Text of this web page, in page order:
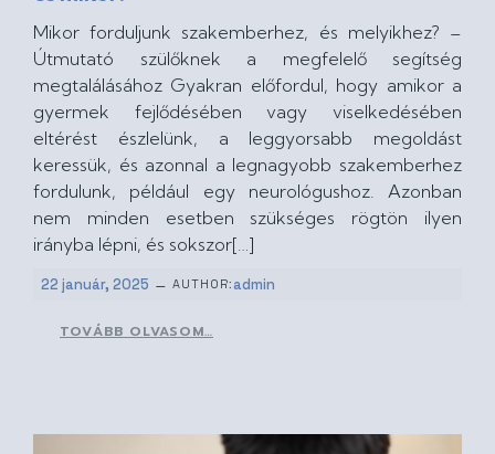
Mikor forduljunk szakemberhez, és melyikhez? –
Útmutató szülőknek a megfelelő segítség
megtalálásához Gyakran előfordul, hogy amikor a
gyermek fejlődésében vagy viselkedésében
eltérést észlelünk, a leggyorsabb megoldást
keressük, és azonnal a legnagyobb szakemberhez
fordulunk, például egy neurológushoz. Azonban
nem minden esetben szükséges rögtön ilyen
irányba lépni, és sokszor[…]
22 január, 2025 – AUTHOR:admin
TOVÁBB OLVASOM…